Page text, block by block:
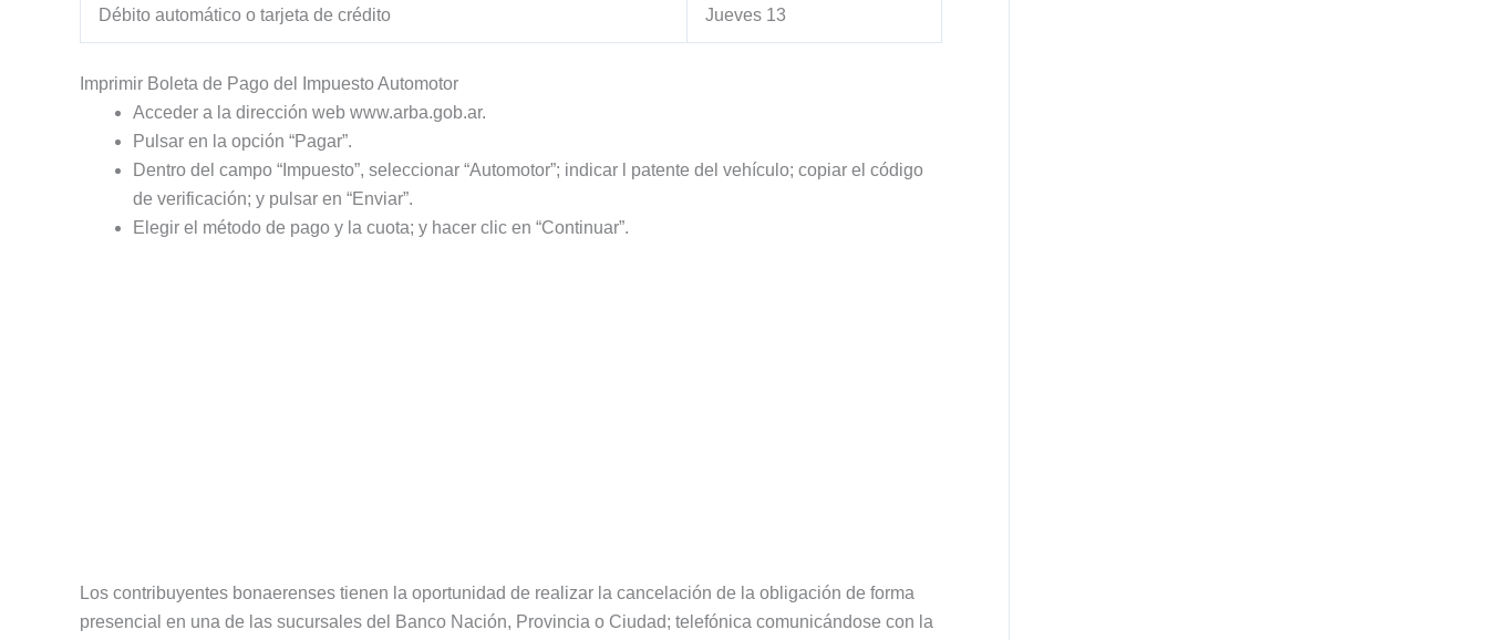
Débito automático o tarjeta de crédito Jueves 13
Imprimir Boleta de Pago del Impuesto Automotor
Acceder a la dirección web www.arba.gob.ar.
Pulsar en la opción “Pagar”.
Dentro del campo “Impuesto”, seleccionar “Automotor”; indicar l patente del vehículo; copiar el código
de verificación; y pulsar en “Enviar”.
Elegir el método de pago y la cuota; y hacer clic en “Continuar”.
Los contribuyentes bonaerenses tienen la oportunidad de realizar la cancelación de la obligación de forma
presencial en una de las sucursales del Banco Nación, Provincia o Ciudad; telefónica comunicándose con la